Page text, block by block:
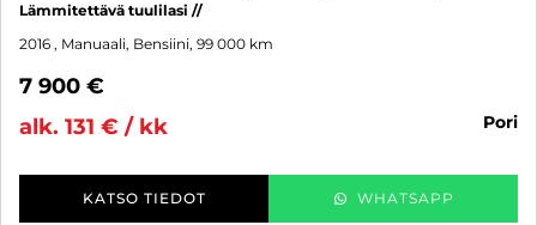
Lämmitettävä tuulilasi //
2016 , Manuaali, Bensiini, 99 000 km
7 900 €
alk. 131 € / kk
pori
KATSO TIEDOT WHATSAPP